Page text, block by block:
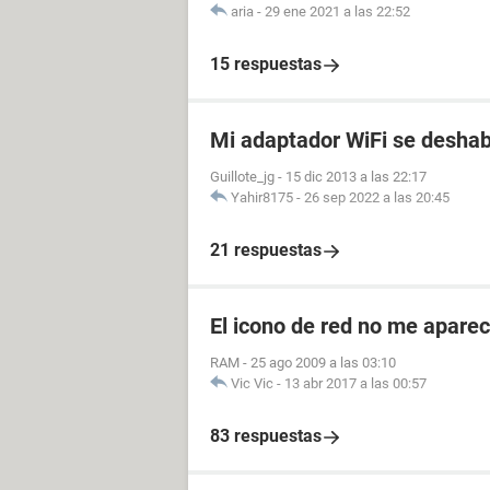
aria - 29 ene 2021 a las 22:52
15 respuestas
Mi adaptador WiFi se
Guillote_jg - 15 dic 2013 a las 22:17
Yahir8175 - 26 sep 2022 a las 20:45
21 respuestas
El icono de red no me
RAM - 25 ago 2009 a las 03:10
Vic Vic - 13 abr 2017 a las 00:57
83 respuestas